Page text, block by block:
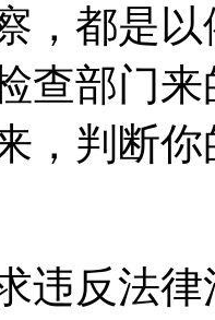
，都是
查部门
，判断
违反法